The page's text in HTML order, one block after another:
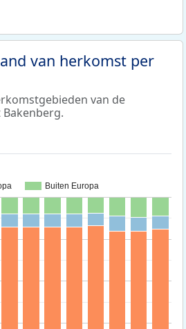
van herkomst per
van de
Buiten Europa